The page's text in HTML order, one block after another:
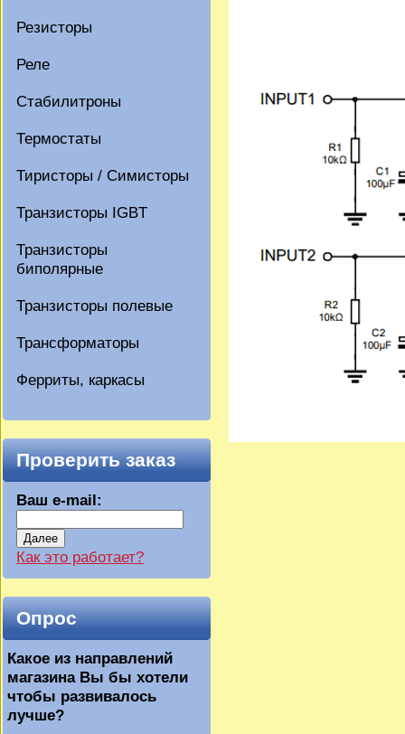
Резисторы
Реле
Стабилитроны
Термостаты
Тиристоры / Симисторы
Транзисторы IGBT
Транзисторы
биполярные
Транзисторы полевые
Трансформаторы
Ферриты, каркасы
Проверить заказ
Ваш e-mail:
Далее
Как это работает?
Опрос
Какое из направлений
магазина Вы бы хотели
чтобы развивалось
лучше?